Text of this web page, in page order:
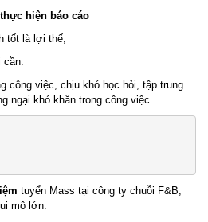
hiện báo cáo
tốt là lợi thế;
cần.
công việc, chịu khó học hỏi, tập trung
ngại khó khăn trong công việc.
tuyển Mass tại công ty chuỗi F&B,
mô lớn.